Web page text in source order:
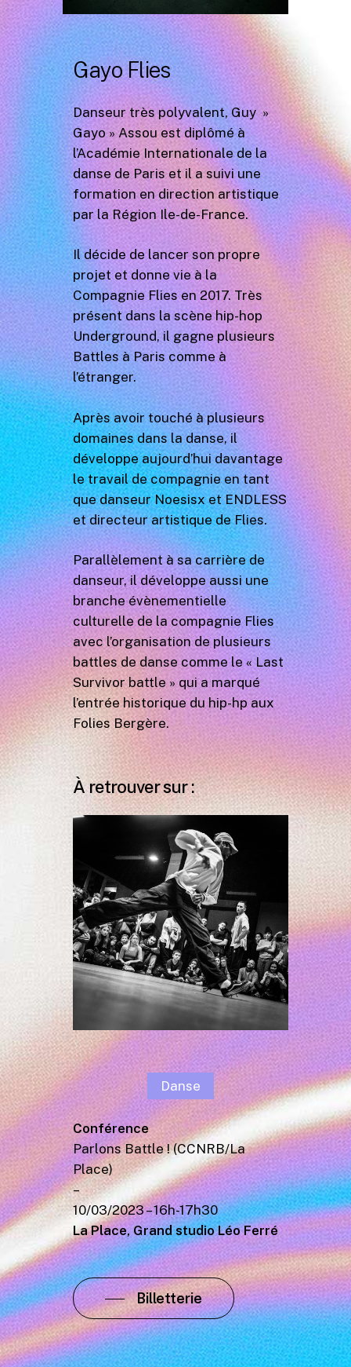
Gayo Flies
Danseur très polyvalent, Guy »
Gayo » Assou est diplômé à
l’Académie Internationale de la
danse de Paris et il a suivi une
formation en direction artistique
par la Région Ile-de-France.
Il décide de lancer son propre
projet et donne vie à la
Compagnie Flies en 2017. Très
présent dans la scène hip-hop
Underground, il gagne plusieurs
Battles à Paris comme à
l’étranger.
Après avoir touché à plusieurs
domaines dans la danse, il
développe aujourd’hui davantage
le travail de compagnie en tant
que danseur Noesisx et ENDLESS
et directeur artistique de Flies.
Parallèlement à sa carrière de
danseur, il développe aussi une
branche évènementielle
culturelle de la compagnie Flies
avec l’organisation de plusieurs
battles de danse comme le « Last
Survivor battle » qui a marqué
l’entrée historique du hip-hp aux
Folies Bergère.
À retrouver sur :
Danse
Conférence
Parlons Battle ! (CCNRB/La
Place)
–
10/03/2023 – 16h-17h30
La Place, Grand studio Léo Ferré
Billetterie